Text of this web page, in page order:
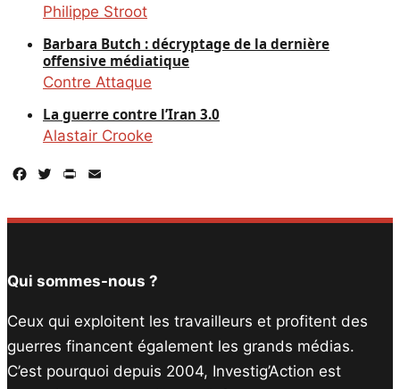
Philippe Stroot
Barbara Butch : décryptage de la dernière
offensive médiatique
Contre Attaque
La guerre contre l’Iran 3.0
Alastair Crooke
Facebook
TwitterPrintFriendly
Qui sommes-nous ?
Ceux qui exploitent les travailleurs et profitent des
guerres financent également les grands médias.
C’est pourquoi depuis 2004, Investig’Action est